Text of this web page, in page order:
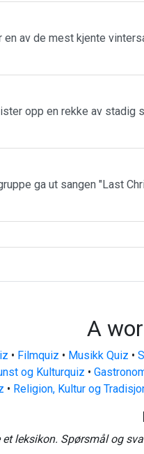
av de mest kjente
opp en rekke av stadig
ga ut sangen "Last
A
• Filmquiz • Musikk Quiz •
og Kulturquiz •
• Religion, Kultur og
leksikon. Spørsmål og